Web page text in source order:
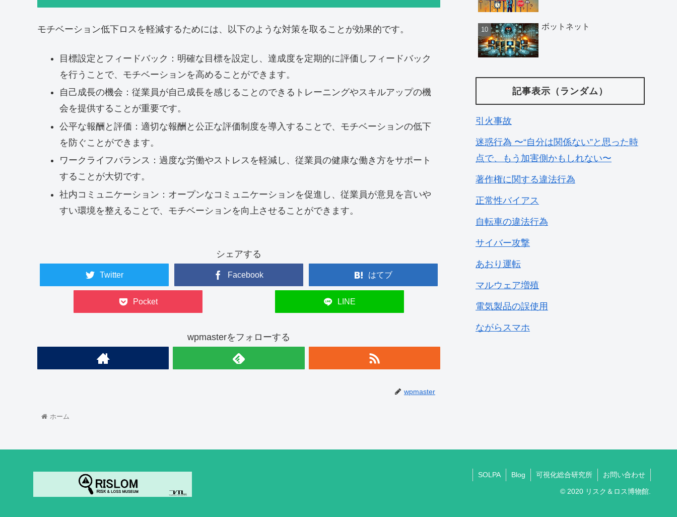
モチベーション低下ロスを軽減するためには、以下のような対策を取ることが効果的です。
目標設定とフィードバック：明確な目標を設定し、達成度を定期的に評価しフィードバック
を行うことで、モチベーションを高めることができます。
自己成長の機会：従業員が自己成長を感じることのできるトレーニングやスキルアップの機
会を提供することが重要です。
公平な報酬と評価：適切な報酬と公正な評価制度を導入することで、モチベーションの低下
を防ぐことができます。
ワークライフバランス：過度な労働やストレスを軽減し、従業員の健康な働き方をサポート
することが大切です。
社内コミュニケーション：オープンなコミュニケーションを促進し、従業員が意見を言いや
すい環境を整えることで、モチベーションを向上させることができます。
シェアする
Twitter Facebook はてブ
Pocket LINE
wpmasterをフォローする
wpmaster
ホーム
ボットネット
記事表示（ランダム）
引火事故
迷惑行為 〜“自分は関係ない”と思った時
点で、もう加害側かもしれない〜
著作権に関する違法行為
正常性バイアス
自転車の違法行為
サイバー攻撃
あおり運転
マルウェア増殖
電気製品の誤使用
ながらスマホ
SOLPA Blog 可視化総合研究所 お問い合わせ
© 2020 リスク＆ロス博物館.